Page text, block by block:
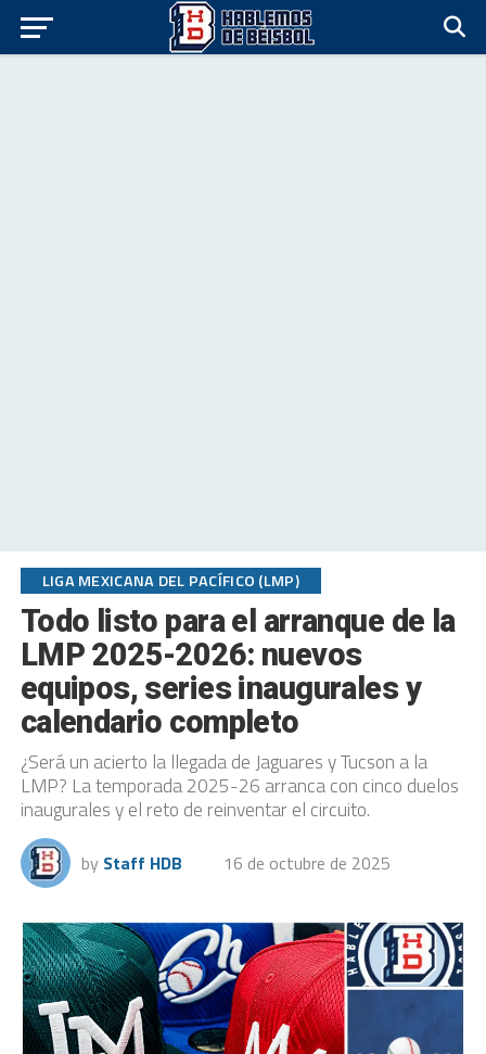
LIGA MEXICANA DEL PACÍFICO (LMP)
Todo listo para el arranque de la
LMP 2025-2026: nuevos
equipos, series inaugurales y
calendario completo
¿Será un acierto la llegada de Jaguares y Tucson a la
LMP? La temporada 2025-26 arranca con cinco duelos
inaugurales y el reto de reinventar el circuito.
by Staff HDB 16 de octubre de 2025